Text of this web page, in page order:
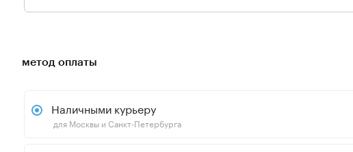
метод оплаты
Наличными курьеру
для Москвы и Санкт-Петербурга